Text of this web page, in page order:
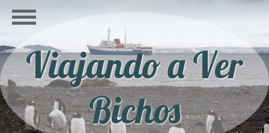
Viajando a Ver
Bichos